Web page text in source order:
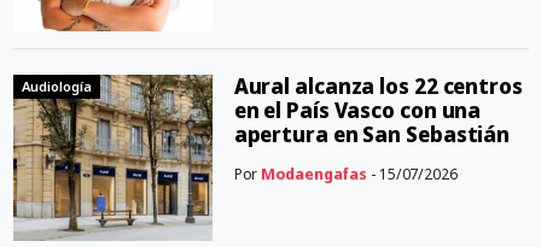
Audiología
Aural alcanza los 22 centros
en el País Vasco con una
apertura en San Sebastián
Por Modaengafas - 15/07/2026